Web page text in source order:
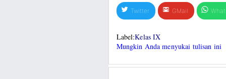
Twitter GMail
Label:Kelas IX
Mungkin Anda menyukai tulisan ini